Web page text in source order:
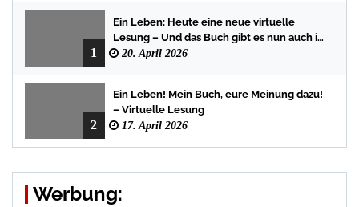
1
Ein Leben: Heute eine neue virtuelle
Lesung – Und das Buch gibt es nun auch in
der Bredstedter Stadtbuchhandlung
20. April 2026
2
Ein Leben! Mein Buch, eure Meinung dazu!
– Virtuelle Lesung
17. April 2026
Werbung: